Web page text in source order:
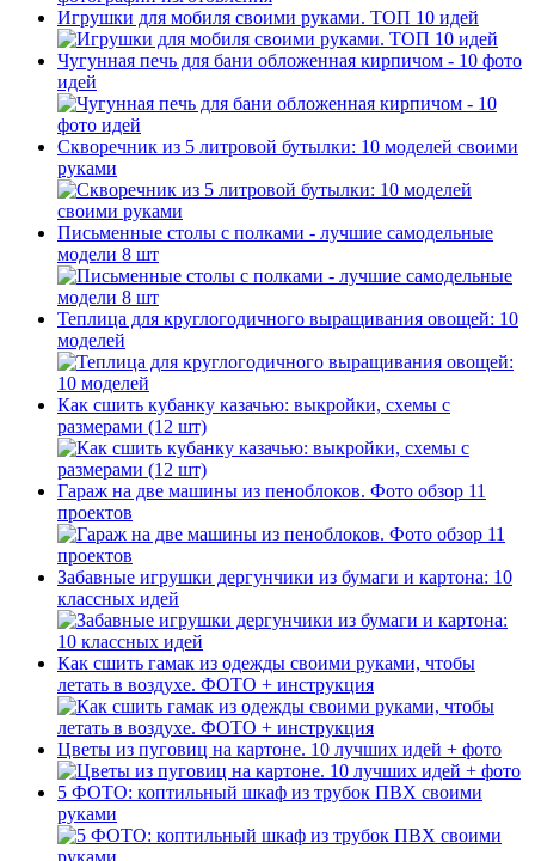
Игрушки для мобиля своими руками. ТОП 10 идей
Чугунная печь для бани обложенная кирпичом - 10 фото
идей
Скворечник из 5 литровой бутылки: 10 моделей своими
руками
Письменные столы с полками - лучшие самодельные
модели 8 шт
Теплица для круглогодичного выращивания овощей: 10
моделей
Как сшить кубанку казачью: выкройки, схемы с
размерами (12 шт)
Гараж на две машины из пеноблоков. Фото обзор 11
проектов
Забавные игрушки дергунчики из бумаги и картона: 10
классных идей
Как сшить гамак из одежды своими руками, чтобы
летать в воздухе. ФОТО + инструкция
Цветы из пуговиц на картоне. 10 лучших идей + фото
5 ФОТО: коптильный шкаф из трубок ПВХ своими
руками